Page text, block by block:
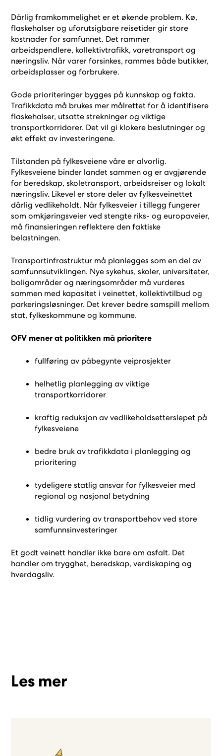
Dårlig framkommelighet er et økende problem. Kø,
flaskehalser og uforutsigbare reisetider gir store
kostnader for samfunnet. Det rammer
arbeidspendlere, kollektivtrafikk, varetransport og
næringsliv. Når varer forsinkes, rammes både butikker,
arbeidsplasser og forbrukere.
Gode prioriteringer bygges på kunnskap og fakta.
Trafikkdata må brukes mer målrettet for å identifisere
flaskehalser, utsatte strekninger og viktige
transportkorridorer. Det vil gi klokere beslutninger og
økt effekt av investeringene.
Tilstanden på fylkesveiene våre er alvorlig.
Fylkesveiene binder landet sammen og er avgjørende
for beredskap, skoletransport, arbeidsreiser og lokalt
næringsliv. Likevel er store deler av fylkesveinettet
dårlig vedlikeholdt. Når fylkesveier i tillegg fungerer
som omkjøringsveier ved stengte riks- og europaveier,
må finansieringen reflektere den faktiske
belastningen.
Transportinfrastruktur må planlegges som en del av
samfunnsutviklingen. Nye sykehus, skoler, universiteter,
boligområder og næringsområder må vurderes
sammen med kapasitet i veinettet, kollektivtilbud og
parkeringsløsninger. Det krever bedre samspill mellom
stat, fylkeskommune og kommune.
OFV mener at politikken må prioritere
fullføring av påbegynte veiprosjekter
helhetlig planlegging av viktige
transportkorridorer
kraftig reduksjon av vedlikeholdsetterslepet på
fylkesveiene
bedre bruk av trafikkdata i planlegging og
prioritering
tydeligere statlig ansvar for fylkesveier med
regional og nasjonal betydning
tidlig vurdering av transportbehov ved store
samfunnsinvesteringer
Et godt veinett handler ikke bare om asfalt. Det
handler om trygghet, beredskap, verdiskaping og
hverdagsliv.
Les mer